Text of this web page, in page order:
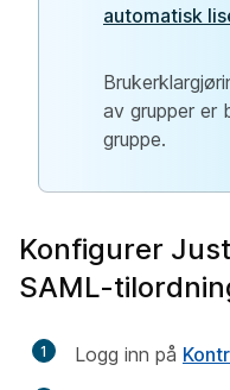
automatisk
av grupper er
gruppe.
Konfigurer
SAML-
1 Logg inn på